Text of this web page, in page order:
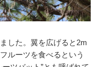
した。翼を広げると2m
ルーツを食べるという